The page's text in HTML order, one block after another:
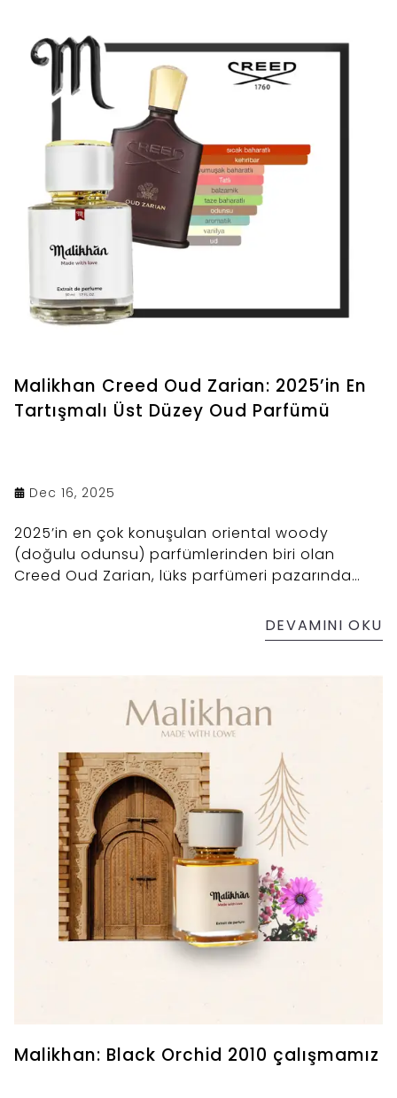
Malikhan Creed Oud Zarian: 2025’in En
Tartışmalı Üst Düzey Oud Parfümü
Dec 16, 2025
2025’in en çok konuşulan oriental woody
(doğulu odunsu) parfümlerinden biri olan
Creed Oud Zarian, lüks parfümeri pazarında
kadınlara hem erkeklere hitap eden bu unisex
parfüm, Creed’in klasik ürün gamından farklı bir
yapıya – doğru atılmış ciddi bir adım olarak
değerlendiriliyor.
DEVAMINI OKU
Malikhan: Black Orchid 2010 çalışmamız